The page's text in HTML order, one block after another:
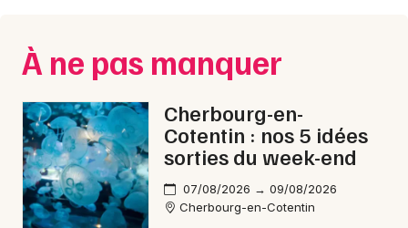
Concerts
Sports
Soirées
Sorties famille
Nice
Paris
Strasbourg
Toulouse
Toutes les villes
À ne pas manquer
Cherbourg-en-
Cotentin : nos 5 idées
sorties du week-end
07/08/2026 → 09/08/2026
Cherbourg-en-Cotentin